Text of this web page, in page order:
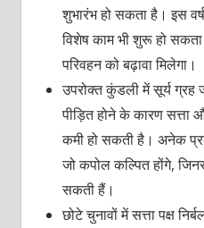
शुभारंभ हो सकता है। इस
विशेष काम भी शुरू हो
परिवहन को बढ़ावा मिलेगा।
उपरोक्त कुंडली में सूर्य ग्रह
पीड़ित होने के कारण सत्ता
कमी हो सकती है। अनेक
जो कपोल कल्पित होंगे,
सकती हैं।
छोटे चुनावों में सत्ता पक्ष